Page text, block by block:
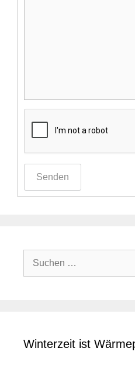
Senden
Suche
nach:
Winterzeit ist